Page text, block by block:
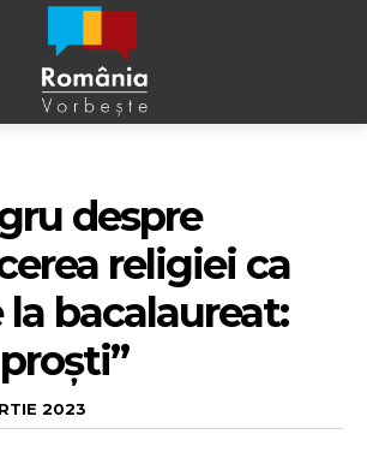
despre
religiei ca
bacalaureat:
2023